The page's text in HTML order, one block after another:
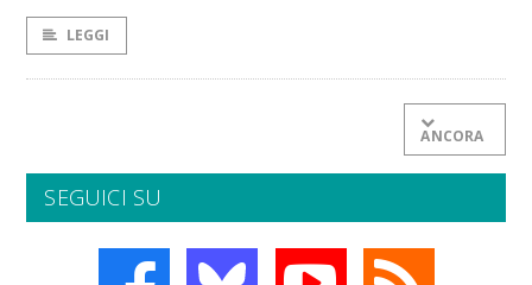
LEGGI
ANCORA
SEGUICI SU